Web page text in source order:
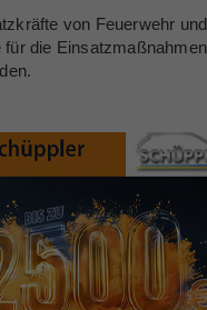
von Feuerwehr und
die